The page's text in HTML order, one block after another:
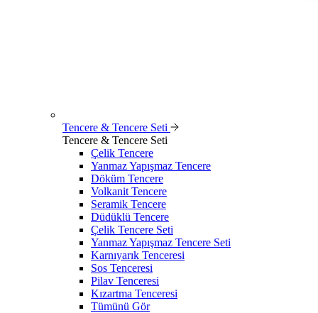
Tencere & Tencere Seti
Tencere & Tencere Seti
Çelik Tencere
Yanmaz Yapışmaz Tencere
Döküm Tencere
Volkanit Tencere
Seramik Tencere
Düdüklü Tencere
Çelik Tencere Seti
Yanmaz Yapışmaz Tencere Seti
Karnıyarık Tenceresi
Sos Tenceresi
Pilav Tenceresi
Kızartma Tenceresi
Tümünü Gör